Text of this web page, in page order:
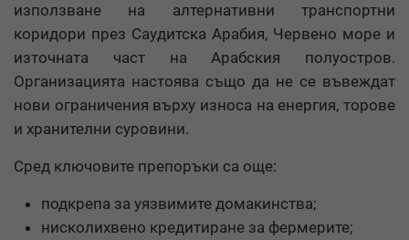
използване на алтернативни транспортни
коридори през Саудитска Арабия, Червено море и
източната част на Арабския полуостров.
Организацията настоява също да не се въвеждат
нови ограничения върху износа на енергия, торове
и хранителни суровини.
Сред ключовите препоръки са още:
подкрепа за уязвимите домакинства;
нисколихвено кредитиране за фермерите;